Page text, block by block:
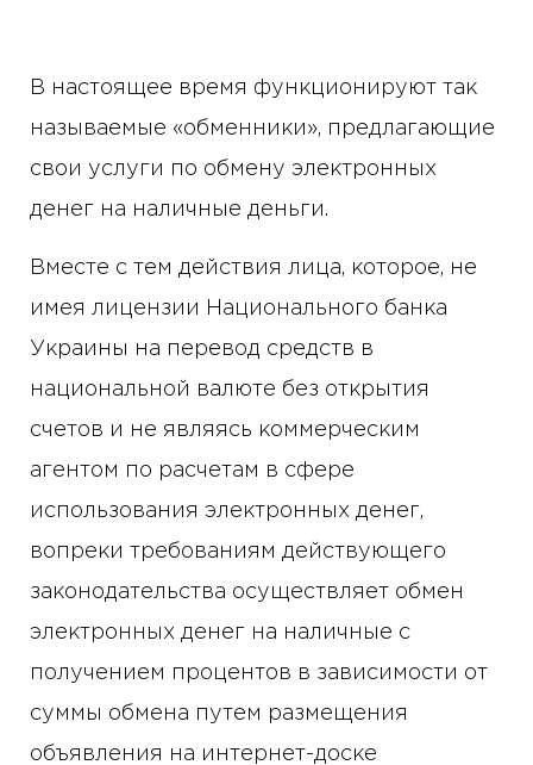
В настоящее время функционируют так
называемые «обменники», предлагающие
свои услуги по обмену электронных
денег на наличные деньги.
Вместе с тем действия лица, которое, не
имея лицензии Национального банка
Украины на перевод средств в
национальной валюте без открытия
счетов и не являясь коммерческим
агентом по расчетам в сфере
использования электронных денег,
вопреки требованиям действующего
законодательства осуществляет обмен
электронных денег на наличные с
получением процентов в зависимости от
суммы обмена путем размещения
объявления на интернет-доске